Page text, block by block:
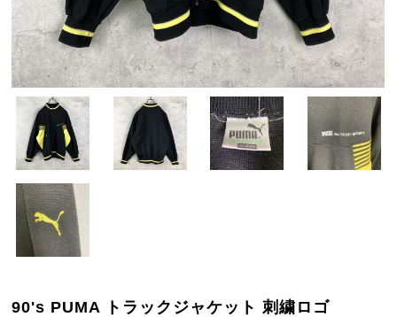
90's PUMA トラックジャケット 刺繍ロゴ